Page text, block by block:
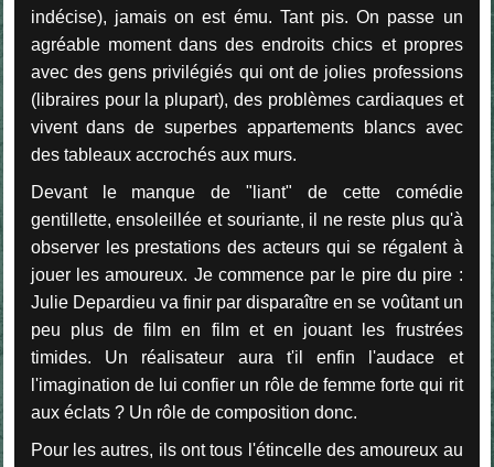
indécise), jamais on est ému. Tant pis. On passe un
agréable moment dans des endroits chics et propres
avec des gens privilégiés qui ont de jolies professions
(libraires pour la plupart), des problèmes cardiaques et
vivent dans de superbes appartements blancs avec
des tableaux accrochés aux murs.
Devant le manque de "liant" de cette comédie
gentillette, ensoleillée et souriante, il ne reste plus qu'à
observer les prestations des acteurs qui se régalent à
jouer les amoureux. Je commence par le pire du pire :
Julie Depardieu va finir par disparaître en se voûtant un
peu plus de film en film et en jouant les frustrées
timides. Un réalisateur aura t'il enfin l'audace et
l'imagination de lui confier un rôle de femme forte qui rit
aux éclats ? Un rôle de composition donc.
Pour les autres, ils ont tous l'étincelle des amoureux au